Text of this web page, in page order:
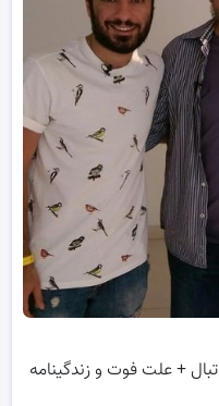
+ علت فوت و زندگینامه